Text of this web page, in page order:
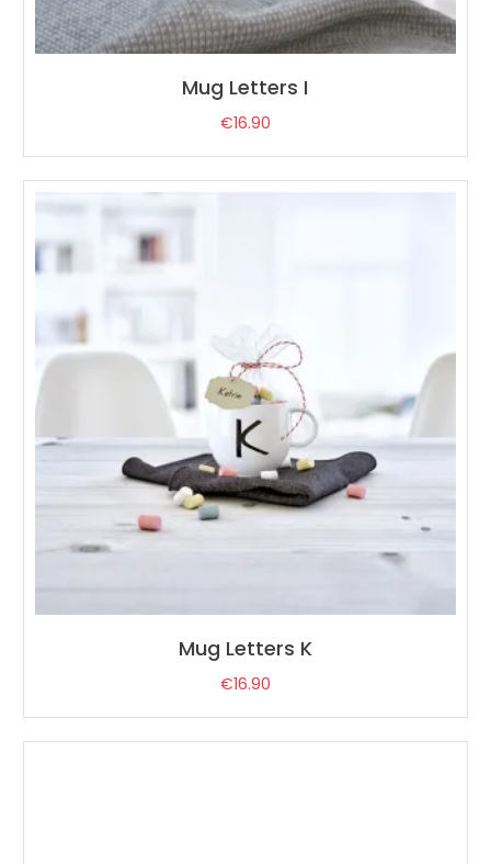
Mug Letters I
€16.90
Mug Letters K
€16.90